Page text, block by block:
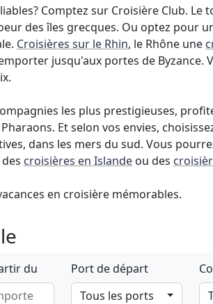
Comptez sur Croisière Club.
des îles grecques. Ou optez pour
Croisières sur le Rhin, le Rhône une
jusqu'aux portes de
les plus prestigieuses,
Et selon vos envies,
dans les mers du sud. Vous
croisières en Islande ou des
en croisière mémorables.
du
Port de départ
Tous les ports